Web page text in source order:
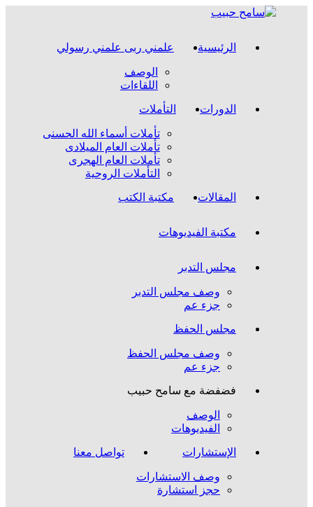
الرئيسية علمني ربى علمني رسولي
الوصف
اللقاءات
الدورات
التأملات
تأملات أسماء الله الحسنى
تأملات العام الميلادى
تأملات العام الهجرى
التأملات الروحية
المقالات
مكتبة الكتب
مكتبة الفيديوهات
مجلس التدبر
وصف مجلس التدبر
جزء عم
مجلس الحفظ
وصف مجلس الحفظ
جزء عم
فضفضة مع سامح حبيب
الوصف
الفيديوهات
الإستشارات
وصف الاستشارات
حجز استشارة
تواصل معنا